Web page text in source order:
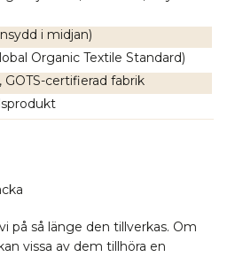
i midjan)
Organic Textile Standard)
GOTS-certifierad fabrik
på så länge den tillverkas. Om
vissa av dem tillhöra en